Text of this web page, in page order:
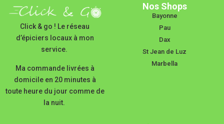
Click & go ! Le réseau
d’épiciers locaux à mon
service.
Ma commande livrées à
domicile en 20 minutes à
toute heure du jour comme de
la nuit.
Nos Shops
Bayonne
Pau
Dax
St Jean de Luz
Marbella